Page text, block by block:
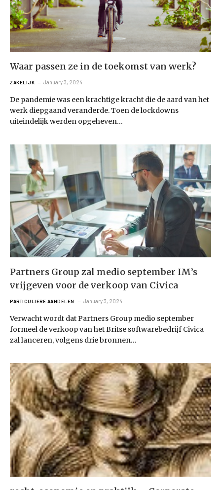
Waar passen ze in de toekomst van werk?
ZAKELIJK January 3, 2024
De pandemie was een krachtige kracht die de aard van het
werk diepgaand veranderde. Toen de lockdowns
uiteindelijk werden opgeheven…
Partners Group zal medio september IM’s
vrijgeven voor de verkoop van Civica
PARTICULIERE AANDELEN January 3, 2024
Verwacht wordt dat Partners Group medio september
formeel de verkoop van het Britse softwarebedrijf Civica
zal lanceren, volgens drie bronnen…